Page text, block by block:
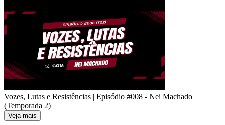
Vozes, Lutas e Resistências | Episódio #008 - Nei Machado
(Temporada 2)
Veja mais